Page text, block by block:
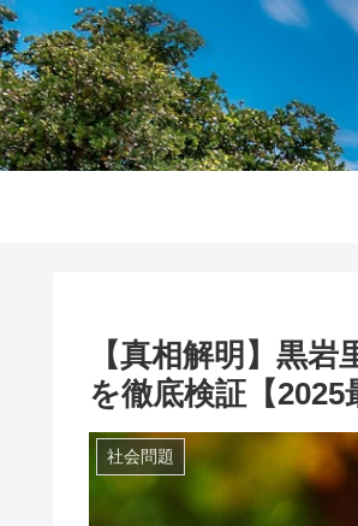
【真相解明】黒
を徹底検証【2025
社会問題